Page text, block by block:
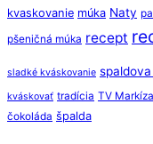
kvaskovanie múka Naty
pšeničná múka recept
sladké kváskovanie
kváskovať tradícia TV Markíza
čokoláda špalda